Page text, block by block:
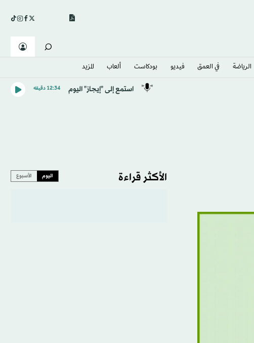
الرياضة في العمق فيديو بودكاست ألعاب المزيد
استمع إلى "إيجاز" اليوم 12:34 دقيقه
الأكثر قراءة اليوم الأسبوع